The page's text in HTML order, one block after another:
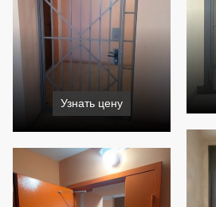
Узнать цену